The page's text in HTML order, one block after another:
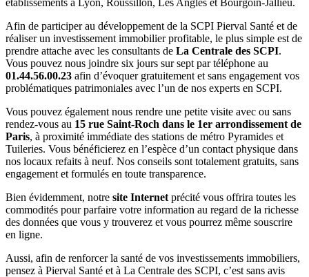
Afin de participer au développement de la SCPI Pierval Santé et de
réaliser un investissement immobilier profitable, le plus simple est de
prendre attache avec les consultants de La Centrale des SCPI.
Vous pouvez nous joindre six jours sur sept par téléphone au
01.44.56.00.23 afin d’évoquer gratuitement et sans engagement vos
problématiques patrimoniales avec l’un de nos experts en SCPI.
Vous pouvez également nous rendre une petite visite avec ou sans
rendez-vous au 15 rue Saint-Roch dans le 1er arrondissement de
Paris, à proximité immédiate des stations de métro Pyramides et
Tuileries. Vous bénéficierez en l’espèce d’un contact physique dans
nos locaux refaits à neuf. Nos conseils sont totalement gratuits, sans
engagement et formulés en toute transparence.
Bien évidemment, notre site Internet précité vous offrira toutes les
commodités pour parfaire votre information au regard de la richesse
des données que vous y trouverez et vous pourrez même souscrire
en ligne.
Aussi, afin de renforcer la santé de vos investissements immobiliers,
pensez à Pierval Santé et à La Centrale des SCPI, c’est sans avis